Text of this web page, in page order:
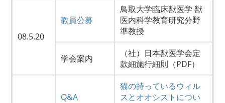
08.5.20
教員公募
鳥取大学臨床獣医学 獣
医内科学教育研究分野
準教授
学会案内
（社）日本獣医学会定
款細施行細則（PDF）
Q&A
猫の持っているウィル
スとオオシストについ